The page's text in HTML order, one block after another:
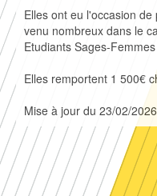
Elles ont eu l'occasion
venu nombreux dans le
Etudiants Sages-
Elles remportent 1 500€
Mise à jour du 23/02/2026